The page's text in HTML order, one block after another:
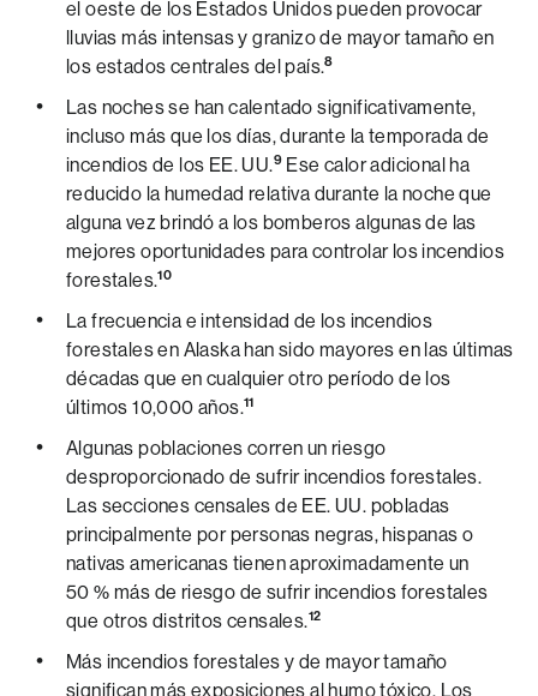
el oeste de los Estados Unidos pueden provocar
lluvias más intensas y granizo de mayor tamaño en
los estados centrales del país.8
Las noches se han calentado significativamente,
incluso más que los días, durante la temporada de
incendios de los EE. UU.9 Ese calor adicional ha
reducido la humedad relativa durante la noche que
alguna vez brindó a los bomberos algunas de las
mejores oportunidades para controlar los incendios
forestales.10
La frecuencia e intensidad de los incendios
forestales en Alaska han sido mayores en las últimas
décadas que en cualquier otro período de los
últimos 10,000 años.11
Algunas poblaciones corren un riesgo
desproporcionado de sufrir incendios forestales.
Las secciones censales de EE. UU. pobladas
principalmente por personas negras, hispanas o
nativas americanas tienen aproximadamente un
50 % más de riesgo de sufrir incendios forestales
que otros distritos censales.12
Más incendios forestales y de mayor tamaño
significan más exposiciones al humo tóxico. Los